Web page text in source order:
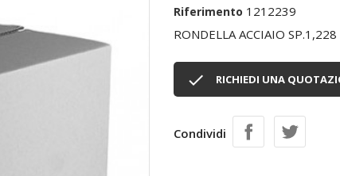
Riferimento 1212239
RONDELLA ACCIAIO SP.1,228
 RICHIEDI UNA
Condividi